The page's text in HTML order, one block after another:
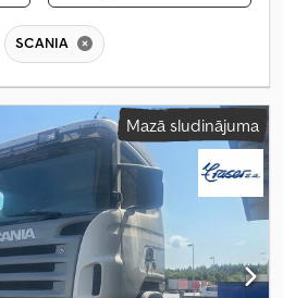
SCANIA
Mazā sludinājuma